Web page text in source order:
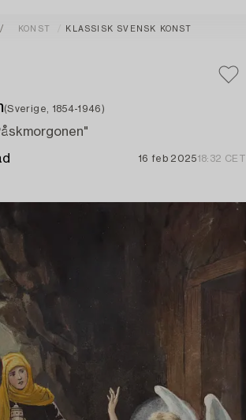
KONST KLASSISK SVENSK KONST
(Sverige, 1854-1946)
16 feb 202518:32 CET